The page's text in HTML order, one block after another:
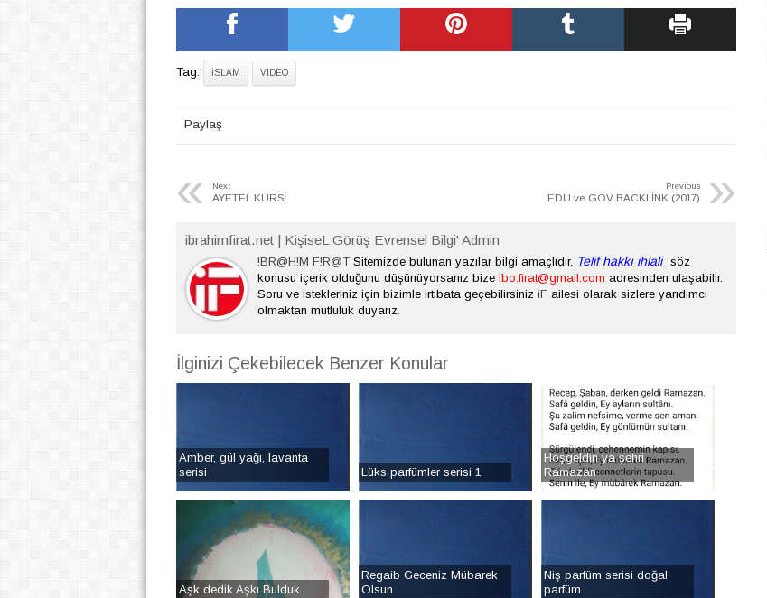
Tag: İSLAM VIDEO
Paylaş
« Next
AYETEL KURSİ »
Previous
EDU ve GOV BACKLİNK (2017)
ibrahimfirat.net | KişiseL Görüş Evrensel Bilgi' Admin
!BR@H!M F!R@TSitemizde bulunan yazılar bilgi amaçlıdır. Telif hakkı ihlali
söz
konusu içerik olduğunu düşünüyorsanız bize ibo.firat@gmail.com adresinden ulaşabilir.
Soru ve istekleriniz için bizimle irtibata geçebilirsiniz iF ailesi olarak sizlere yarıdımcı
olmaktan mutluluk duyarız.
İlginizi Çekebilecek Benzer Konular
Amber, gül yağı, lavanta
serisi
Lüks parfümler serisi 1
Hoşgeldin ya şehri
Ramazan
Aşk dedik Aşkı Bulduk
Regaib Geceniz Mübarek
Olsun
Niş parfüm serisi doğal
parfüm